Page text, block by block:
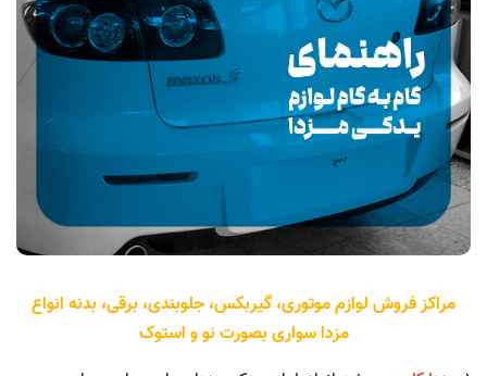
مراکز فروش لوازم موتوری، گیربکس، جلوبندی، برقی، بدنه انواع
مزدا سواری بصورت نو و استوک